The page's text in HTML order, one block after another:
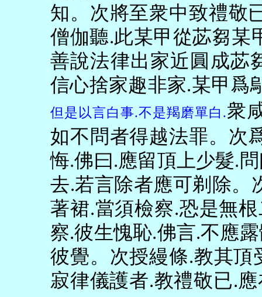
知。次將至衆中致禮敬
僧伽聽.此某甲從苾芻某
善說法律出家近圓成苾
信心捨家趣非家.某甲爲
但是以言白事.不是羯磨單白 .衆
如不問者得越法罪。次
悔.佛曰.應留頂上少髮.
去.若言除者應可剃除。
著裙.當須檢察.恐是無
察.彼生愧恥.佛言.不應
彼覺。次授縵條.教其頂
寂律儀護者.教禮敬已.